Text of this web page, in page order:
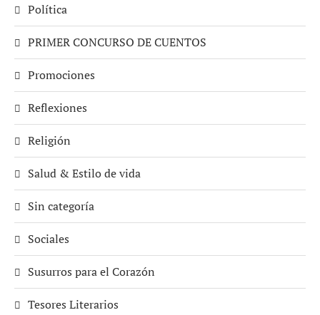
Política
PRIMER CONCURSO DE CUENTOS
Promociones
Reflexiones
Religión
Salud & Estilo de vida
Sin categoría
Sociales
Susurros para el Corazón
Tesores Literarios